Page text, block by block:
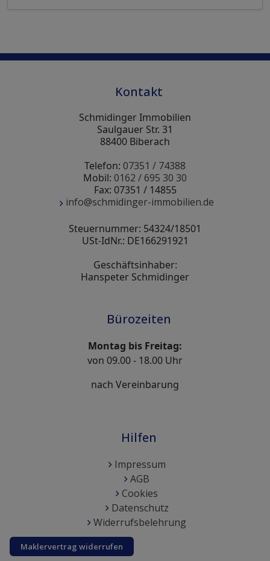
Kontakt
Schmidinger Immobilien
Saulgauer Str. 31
88400 Biberach
Telefon: 07351 / 74388
Mobil: 0162 / 695 30 30
Fax: 07351 / 14855
info@schmidinger-immobilien.de
Steuernummer: 54324/18501
USt-IdNr.: DE166291921
Geschäftsinhaber:
Hanspeter Schmidinger
Bürozeiten
Montag bis Freitag:
von 09.00 - 18.00 Uhr
nach Vereinbarung
Hilfen
Impressum
AGB
Cookies
Datenschutz
Widerrufsbelehrung
Maklervertrag widerrufen